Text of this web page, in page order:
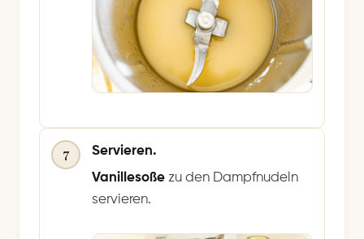
7
Servieren.
Vanillesoße zu den Dampfnudeln
servieren.